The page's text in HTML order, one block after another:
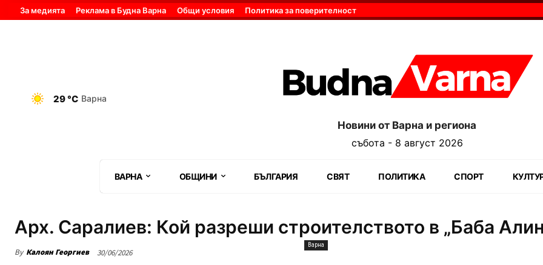
За медията Реклама в Будна Варна Общи условия Политика за поверителност
29 °C Варна
Новини от Варна и региона
събота - 8 август 2026
ВАРНА ОБЩИНИ БЪЛГАРИЯ СВЯТ ПОЛИТИКА СПОРТ
Арх. Саралиев: Кой разреши строителството в „Баба
By Калоян Георгиев 30/06/2026
Варна